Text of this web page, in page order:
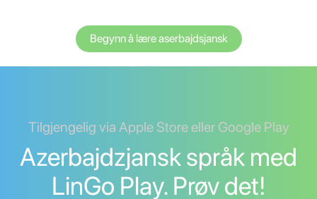
Begynn å lære aserbajdsjansk
Tilgjengelig via Apple Store eller Google Play
Azerbajdzjansk språk med
LinGo Play. Prøv det!